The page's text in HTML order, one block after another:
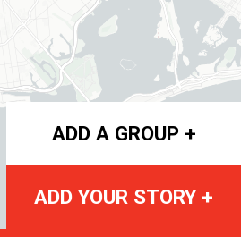
ADD A GROUP +
ADD YOUR STORY +